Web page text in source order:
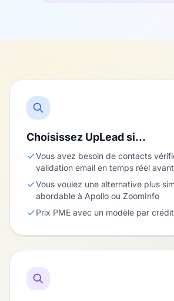
Choisissez UpLead si…
Vous avez besoin de contacts
validation email en temps réel
Vous voulez une alternative plus
abordable à Apollo ou ZoomInfo
Prix PME avec un modèle par